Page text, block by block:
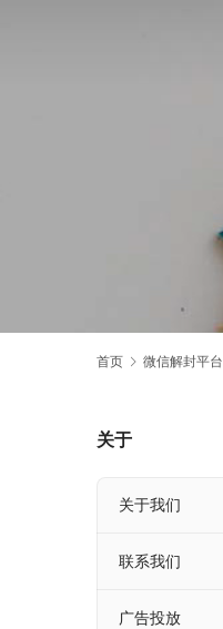
首页 微信解封平台
关于
关于我们
联系我们
广告投放